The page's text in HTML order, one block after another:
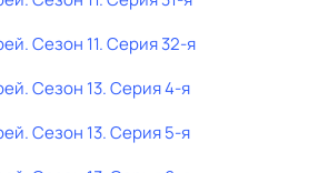
. Сезон 11. Серия 32-я
. Сезон 13. Серия 4-я
. Сезон 13. Серия 5-я